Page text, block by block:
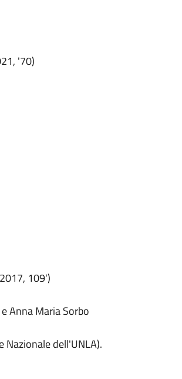
'70)
109')
Anna Maria Sorbo
Nazionale dell'UNLA).